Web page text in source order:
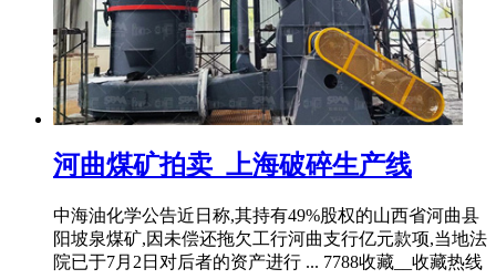
河曲煤矿拍卖_上海破碎生产线
中海油化学公告近日称,其持有49%股权的山西省河曲县
阳坡泉煤矿,因未偿还拖欠工行河曲支行亿元款项,当地法
院已于7月2日对后者的资产进行 ... 7788收藏__收藏热线